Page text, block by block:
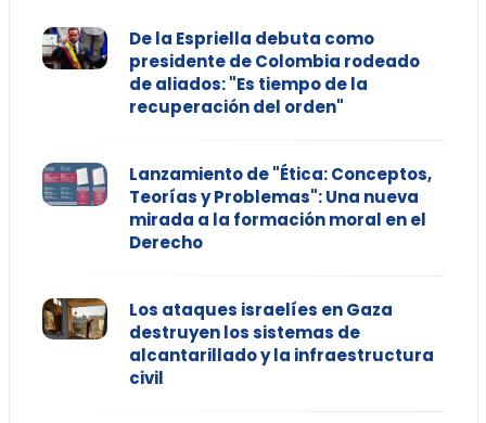
De la Espriella debuta como
presidente de Colombia rodeado
de aliados: "Es tiempo de la
recuperación del orden"
Lanzamiento de "Ética: Conceptos,
Teorías y Problemas": Una nueva
mirada a la formación moral en el
Derecho
Los ataques israelíes en Gaza
destruyen los sistemas de
alcantarillado y la infraestructura
civil